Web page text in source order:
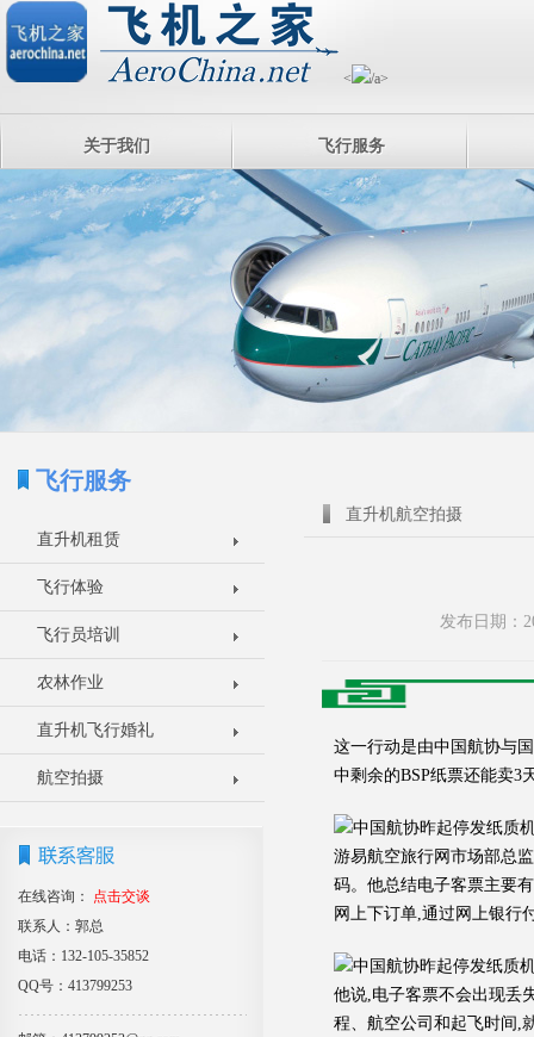
< /a>
关于我们 飞行服务
飞行服务
直升机租赁
飞行体验
飞行员培训
农林作业
直升机飞行婚礼
航空拍摄
在线咨询：
点击交谈
联系人：郭总
电话：132-105-35852
QQ号：413799253
直升机航空拍摄
发布日期：
这一行动是由中国航协与
中剩余的BSP纸票还能卖3
游易航空旅行网市场部总
码。他总结电子客票主要
网上下订单,通过网上银行
他说,电子客票不会出现丢
程、航空公司和起飞时间,